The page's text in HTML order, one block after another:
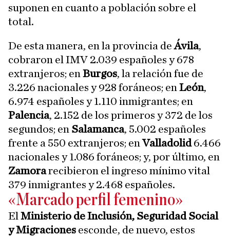
suponen en cuanto a población sobre el
total.
De esta manera, en la provincia deÁvila,
cobraron el IMV 2.039 españoles y 678
extranjeros; en Burgos, la relación fue de
3.226 nacionales y 928 foráneos; en León,
6.974 españoles y 1.110 inmigrantes; en
Palencia, 2.152 de los primeros y 372 de los
segundos; en Salamanca, 5.002 españoles
frente a 550 extranjeros; enValladolid6.466
nacionales y 1.086 foráneos; y, por último, en
Zamorarecibieron el ingreso mínimo vital
379 inmigrantes y 2.468 españoles.
«Marcado perfil femenino»
El Ministerio de Inclusión, Seguridad Social
y Migraciones esconde, de nuevo, estos